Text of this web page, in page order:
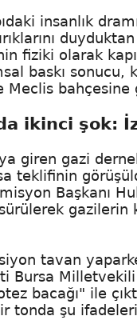
insanlık
fiziki olarak
baskı sonucu,
bahçesine
ikinci şok:
giren gazi
teklifinin
Başkanı
tavan
Bursa
bacağı" ile
tonda şu ifadeleri